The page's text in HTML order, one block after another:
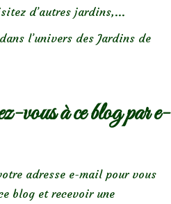
d’autres jardins,...
l’univers des Jardins de
vous à ce blog par e-
adresse e-mail pour vous
blog et recevoir une